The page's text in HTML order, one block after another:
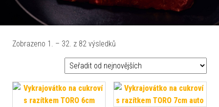
Zobrazeno 1. – 32. z 82 výsledků